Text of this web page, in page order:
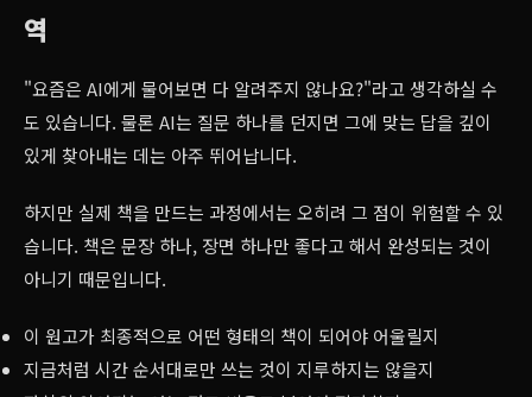
역
"요즘은 AI에게 물어보면 다 알려주지 않나요?"라고 생각하실 수
도 있습니다. 물론 AI는 질문 하나를 던지면 그에 맞는 답을 깊이
있게 찾아내는 데는 아주 뛰어납니다.
하지만 실제 책을 만드는 과정에서는 오히려 그 점이 위험할 수 있
습니다. 책은 문장 하나, 장면 하나만 좋다고 해서 완성되는 것이
아니기 때문입니다.
이 원고가 최종적으로 어떤 형태의 책이 되어야 어울릴지
지금처럼 시간 순서대로만 쓰는 것이 지루하지는 않을지